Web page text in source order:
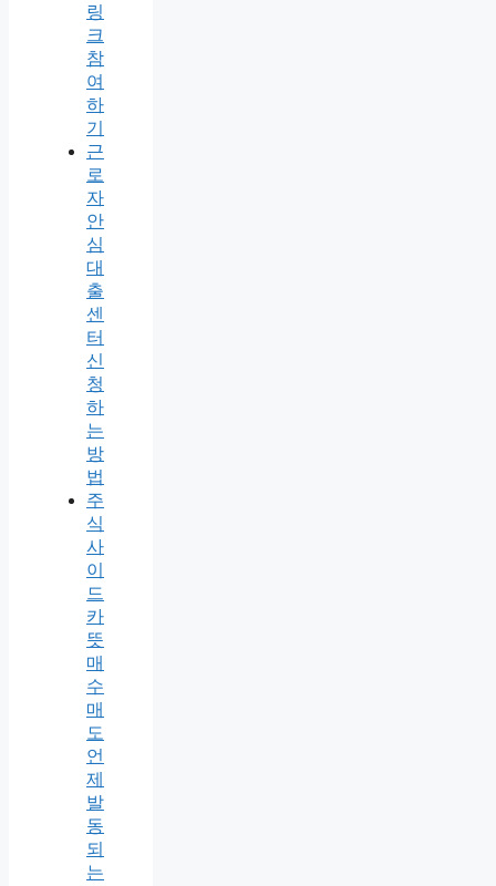
링
크
참
여
하
기
근
로
자
안
심
대
출
센
터
신
청
하
는
방
법
주
식
사
이
드
카
뜻
매
수
매
도
언
제
발
동
되
는